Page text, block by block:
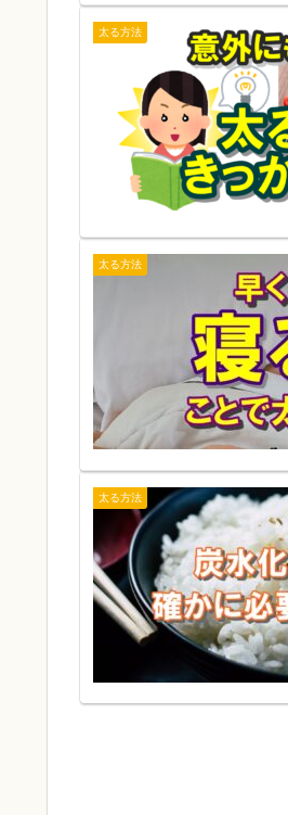
太る方法
太る方法
太る方法